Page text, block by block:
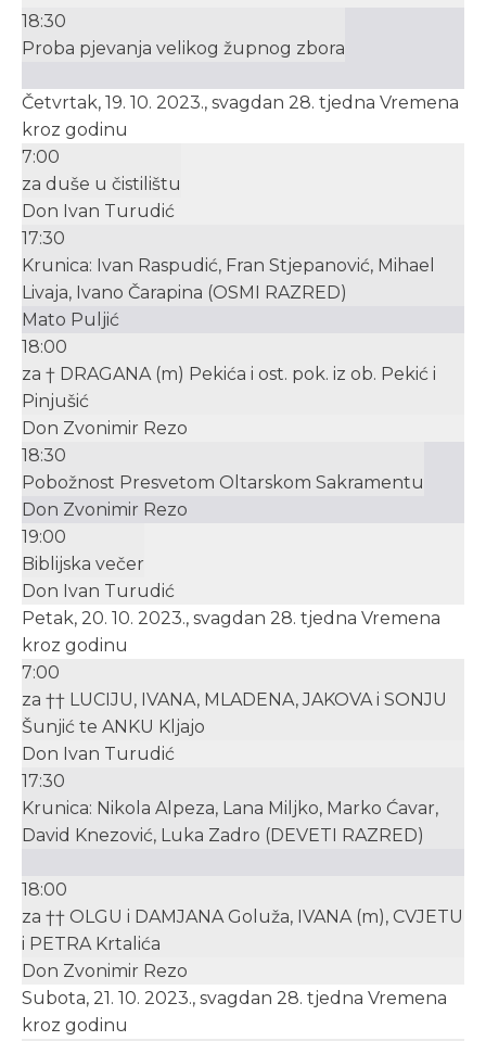
18:30
Proba pjevanja velikog župnog zbora
Četvrtak, 19. 10. 2023., svagdan 28. tjedna Vremena
kroz godinu
7:00
za duše u čistilištu
Don Ivan Turudić
17:30
Krunica: Ivan Raspudić, Fran Stjepanović, Mihael
Livaja, Ivano Čarapina (OSMI RAZRED)
Mato Puljić
18:00
za † DRAGANA (m) Pekića i ost. pok. iz ob. Pekić i
Pinjušić
Don Zvonimir Rezo
18:30
Pobožnost Presvetom Oltarskom Sakramentu
Don Zvonimir Rezo
19:00
Biblijska večer
Don Ivan Turudić
Petak, 20. 10. 2023., svagdan 28. tjedna Vremena
kroz godinu
7:00
za †† LUCIJU, IVANA, MLADENA, JAKOVA i SONJU
Šunjić te ANKU Kljajo
Don Ivan Turudić
17:30
Krunica: Nikola Alpeza, Lana Miljko, Marko Ćavar,
David Knezović, Luka Zadro (DEVETI RAZRED)
18:00
za †† OLGU i DAMJANA Goluža, IVANA (m), CVJETU
i PETRA Krtalića
Don Zvonimir Rezo
Subota, 21. 10. 2023., svagdan 28. tjedna Vremena
kroz godinu